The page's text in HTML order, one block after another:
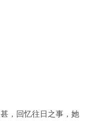
，回忆往日之事，她